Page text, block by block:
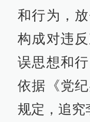
和行为，
构成对违
误思想和
依据《党
规定，追究